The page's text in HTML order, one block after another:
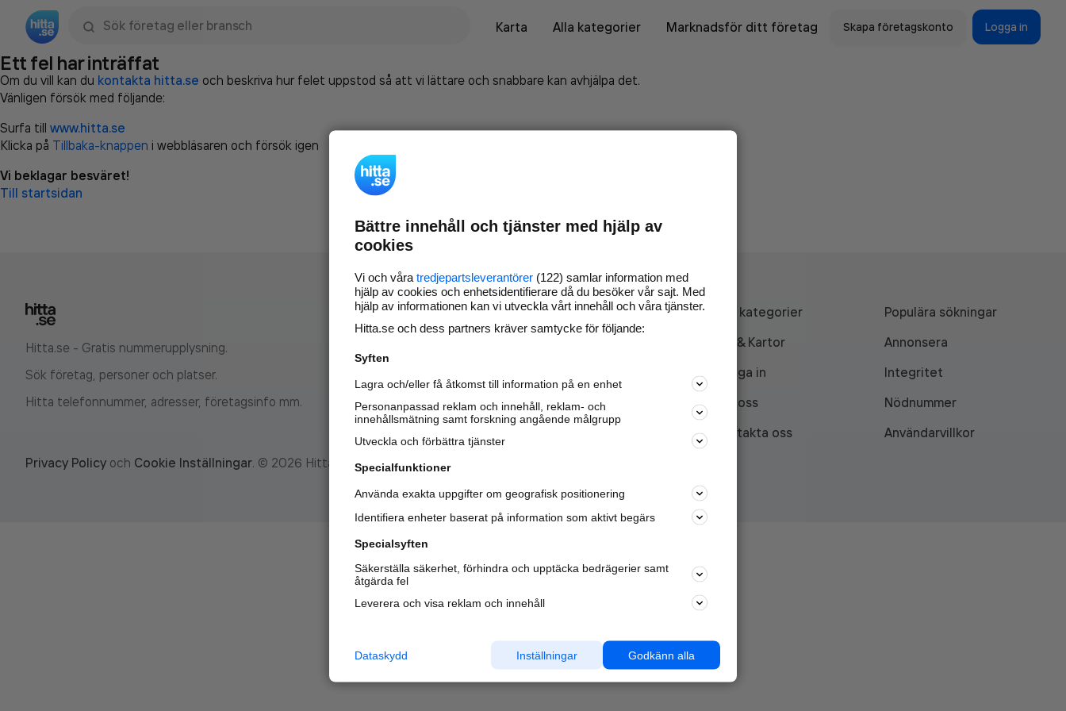
Karta
Alla kategorier Marknadsför ditt företag Skapa företagskonto Logga in
Ett fel har inträffat
Om du vill kan du kontakta hitta.se och beskriva hur felet uppstod så att vi lättare och snabbare kan avhjälpa det.
Vänligen försök med följande:
Surfa till www.hitta.se
Klicka på Tillbaka-knappen i webbläsaren och försök igen
Vi beklagar besväret!
Till startsidan
Hitta.se - Gratis nummerupplysning.
Sök företag, personer och platser.
Hitta telefonnummer, adresser, företagsinfo mm.
Marknadsför företaget på
nya kunder och
samarbetspartners nära dig.
Läs mer här
Alla kategorier
Populära sökningar
API & Kartor
Annonsera
Logga in
Integritet
Om oss
Nödnummer
Kontakta oss
Användarvillkor
Privacy Policy och Cookie Inställningar. © 2026 Hitta.se
Bättre innehåll och tjänster med hjälp av
cookies
Vi och våra tredjepartsleverantörer (122) samlar information med
hjälp av cookies och enhetsidentifierare då du besöker vår sajt. Med
hjälp av informationen kan vi utveckla vårt innehåll och våra tjänster.
Hitta.se och dess partners kräver samtycke för följande:
Syften
Lagra och/eller få åtkomst till information på en enhet
Personanpassad reklam och innehåll, reklam- och
innehållsmätning samt forskning angående målgrupp
Utveckla och förbättra tjänster
Specialfunktioner
Använda exakta uppgifter om geografisk positionering
Identifiera enheter baserat på information som aktivt begärs
Specialsyften
Säkerställa säkerhet, förhindra och upptäcka bedrägerier samt
åtgärda fel
Leverera och visa reklam och innehåll
Godkänn alla
Inställningar
Dataskydd